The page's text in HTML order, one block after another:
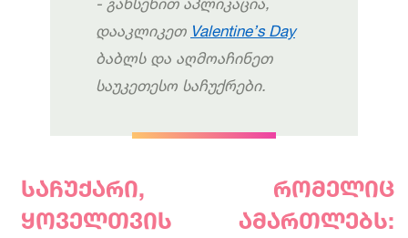
დააკლიკეთ Valentine’s Day
ბაბლს და აღმოაჩინეთ
საუკეთესო საჩუქრები.
საჩუქარი, რომელიც
ყოველთვის
ამართლებს: